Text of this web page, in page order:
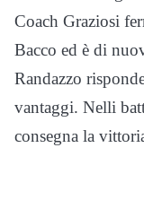
Coach Graziosi
Bacco ed è di
Randazzo
vantaggi. Nelli
consegna la